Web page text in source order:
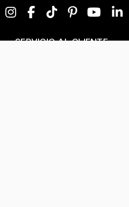
SERVICIO AL CLIENTE